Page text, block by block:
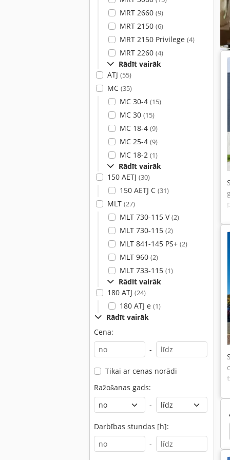
MRT 2660 (9)
MRT 2150 (6)
MRT 2150 Privilege (4)
MRT 2260 (4)
Rādīt vairāk
ATJ (55)
MC (35)
MC 30-4 (15)
MC 30 (15)
MC 18-4 (9)
MC 25-4 (9)
MC 18-2 (1)
Rādīt vairāk
150 AETJ (30)
150 AETJ C (31)
MLT (27)
MLT 730-115 V(2)
MLT 730-115 (2)
MLT 841-145 PS+ (2)
MLT 960 (2)
MLT 733-115 (1)
Rādīt vairāk
180 ATJ (24)
180 ATJ e (1)
Rādīt vairāk
Cena:
-
Tikai ar cenas norādi
Ražošanas gads:
-
Darbības stundas [h]:
-
Manitou Mt 728 Manitou Mt 425 Cp